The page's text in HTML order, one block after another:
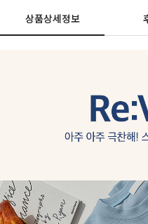
상품상세정보